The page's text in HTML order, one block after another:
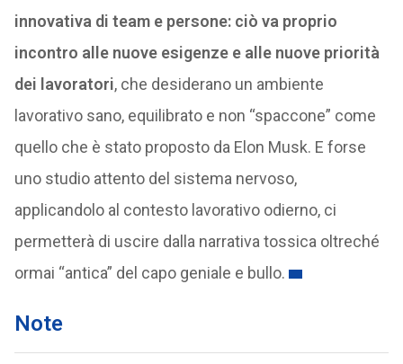
innovativa di team e persone: ciò va proprio
incontro alle nuove esigenze e alle nuove priorità
dei lavoratori, che desiderano un ambiente
lavorativo sano, equilibrato e non “spaccone” come
quello che è stato proposto da Elon Musk. E forse
uno studio attento del sistema nervoso,
applicandolo al contesto lavorativo odierno, ci
permetterà di uscire dalla narrativa tossica oltreché
ormai “antica” del capo geniale e bullo.
Note